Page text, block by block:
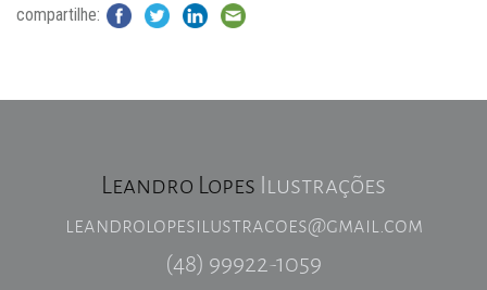
compartilhe:
Leandro Lopes Ilustrações
leandrolopesilustracoes@gmail.com
(48) 99922-1059